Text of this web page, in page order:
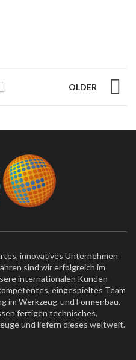
OLDER
innovatives Unternehmen
sind wir erfolgreich im
internationalen Kunden
eingespieltes Team
im Werkzeug-und Formenbau.
fertigen technisches,
und liefern dieses weltweit.